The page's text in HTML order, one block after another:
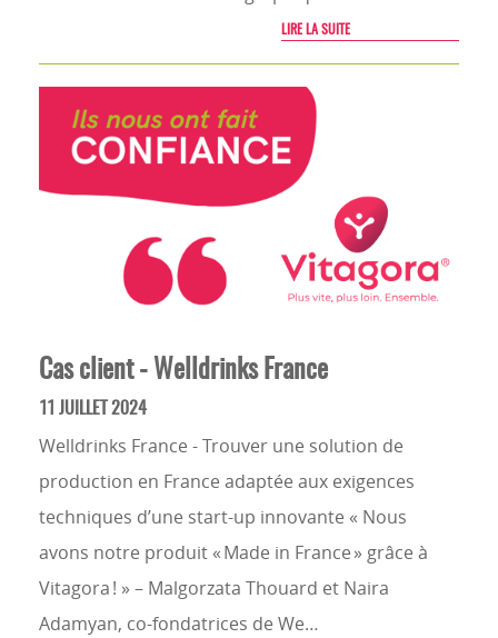
LIRE LA SUITE
Cas client - Welldrinks France
11 JUILLET 2024
Welldrinks France - Trouver une solution de
production en France adaptée aux exigences
techniques d’une start-up innovante « Nous
avons notre produit « Made in France » grâce à
Vitagora ! » – Malgorzata Thouard et Naira
Adamyan, co-fondatrices de We…